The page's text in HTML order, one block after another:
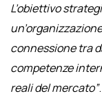
L’obiettivo
connessione tra
competenze
reali del mercato”.